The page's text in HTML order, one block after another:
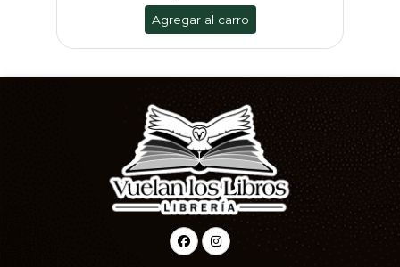
Agregar al carro